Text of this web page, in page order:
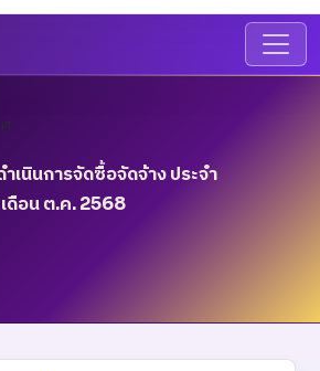
เนินการจัดซื้อจัดจ้าง ประจำ
ดือน ต.ค. 2568